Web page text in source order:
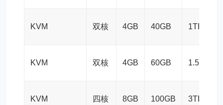
KVM 双核 4GB 40GB 1TB/
KVM 双核 4GB 60GB 1.5TB/
KVM 四核 8GB 100GB 3TB/